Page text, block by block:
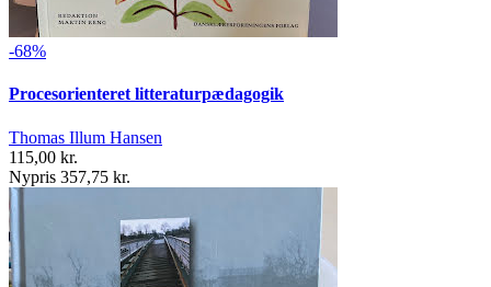
-68%
Procesorienteret litteraturpædagogik
Thomas Illum Hansen
115,00 kr.
Nypris 357,75 kr.